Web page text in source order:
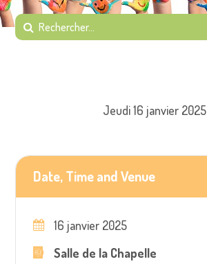
Jeudi 16 janvier 2025
Date, Time and Venue
16 janvier 2025
Salle de la Chapelle